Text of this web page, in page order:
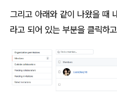
그리고 아래와 같이 나왔을 때
라고 되어 있는 부분을 클릭하